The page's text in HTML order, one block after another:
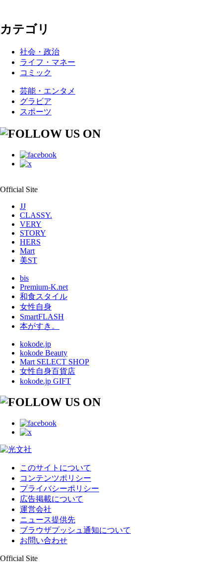
カテゴリ
社会・政治
ライフ・マネー
コミック
芸能・エンタメ
グラビア
スポーツ
Official Site
JJ
CLASSY.
VERY
STORY
HERS
Mart
美ST
bis
Premium-K.net
和食スタイル
女性自身
SmartFLASH
本がすき。
kokode.jp
kokode Beauty
Mart SELECT SHOP
女性自身百貨店
kokode.jp GIFT
このサイトについて
コンテンツポリシー
プライバシーポリシー
広告掲載について
運営会社
ニュース提供先
ブラウザプッシュ通知について
お問い合わせ
Official Site